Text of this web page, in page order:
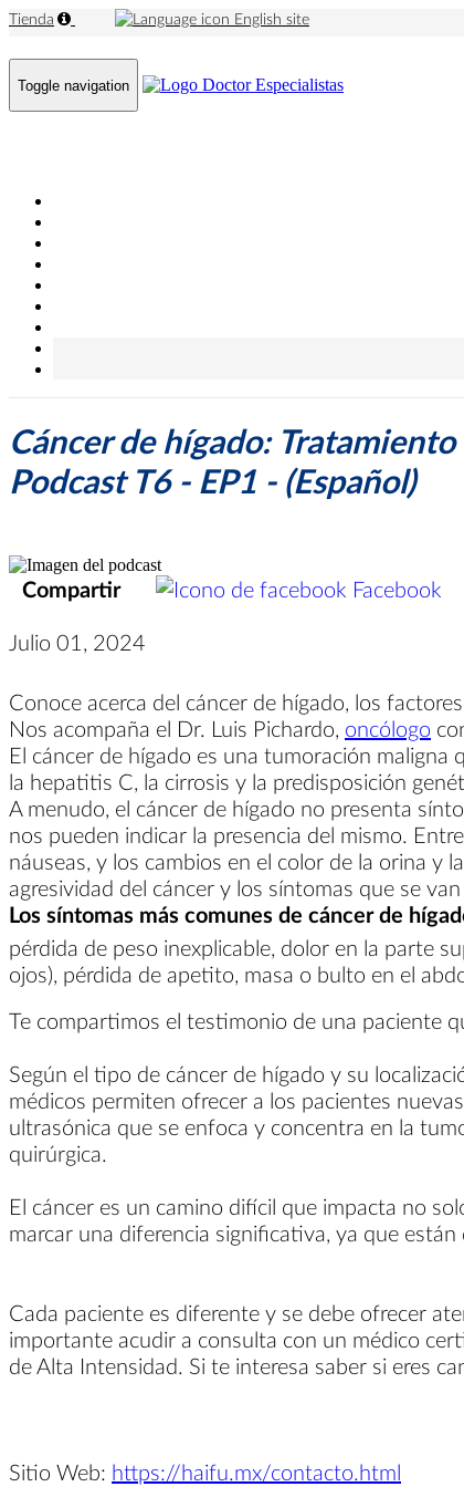
Tienda English site
Toggle navigation
Cáncer de hígado:
Podcast T6 - EP1 - (Español)
Compartir Facebook
Julio 01, 2024
Conoce acerca del cáncer de hígado, los
Nos acompaña el Dr. Luis Pichardo, oncólogo
El cáncer de hígado es una tumoración maligna
la hepatitis C, la cirrosis y la predisposición
A menudo, el cáncer de hígado no presenta
nos pueden indicar la presencia del mismo.
náuseas, y los cambios en el color de la orina y
agresividad del cáncer y los síntomas que se
Los síntomas más comunes de cáncer de
pérdida de peso inexplicable, dolor en la parte
ojos), pérdida de apetito, masa o bulto en el
Te compartimos el testimonio de una paciente
Según el tipo de cáncer de hígado y su
médicos permiten ofrecer a los pacientes
ultrasónica que se enfoca y concentra en la
quirúrgica.
El cáncer es un camino difícil que impacta no
marcar una diferencia significativa, ya que
Cada paciente es diferente y se debe ofrecer
importante acudir a consulta con un médico
de Alta Intensidad. Si te interesa saber si eres
Sitio Web: https://haifu.mx/contacto.html